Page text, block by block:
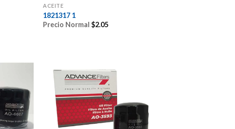
ACEITE
1821317 1
Precio Normal$2.05